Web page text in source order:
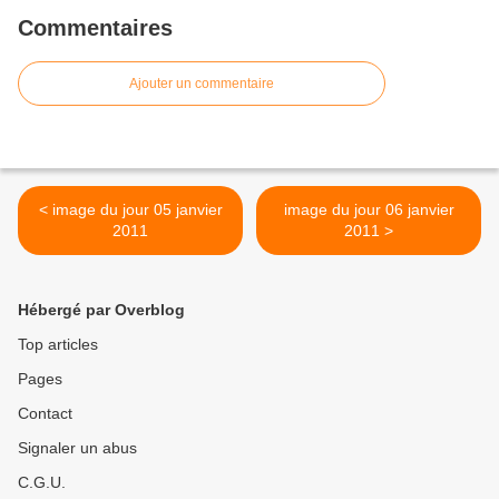
Commentaires
Ajouter un commentaire
< image du jour 05 janvier
2011
image du jour 06 janvier
2011 >
Hébergé par Overblog
Top articles
Pages
Contact
Signaler un abus
C.G.U.